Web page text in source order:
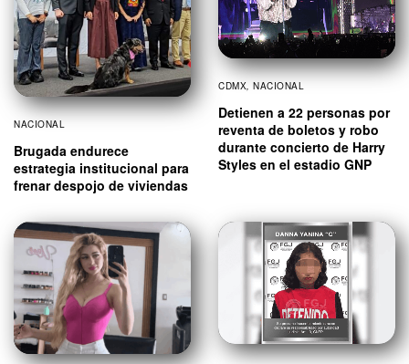
NACIONAL
Brugada endurece
estrategia institucional para
frenar despojo de viviendas
CDMX, NACIONAL
Detienen a 22 personas por
reventa de boletos y robo
durante concierto de Harry
Styles en el estadio GNP